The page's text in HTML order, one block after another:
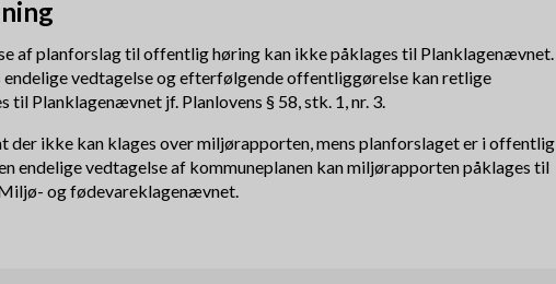
af planforslag til offentlig høring kan ikke påklages til Planklage­nævnet.
endelige vedtagelse og efterfølgende offentliggørelse kan retlige
til Planklagenævnet jf. Planlovens § 58, stk. 1, nr. 3.
der ikke kan klages over miljørapporten, mens planforslaget er i offentlig
endelige vedtagelse af kommuneplanen kan miljørapporten påklages til
og fødevareklagenævnet.